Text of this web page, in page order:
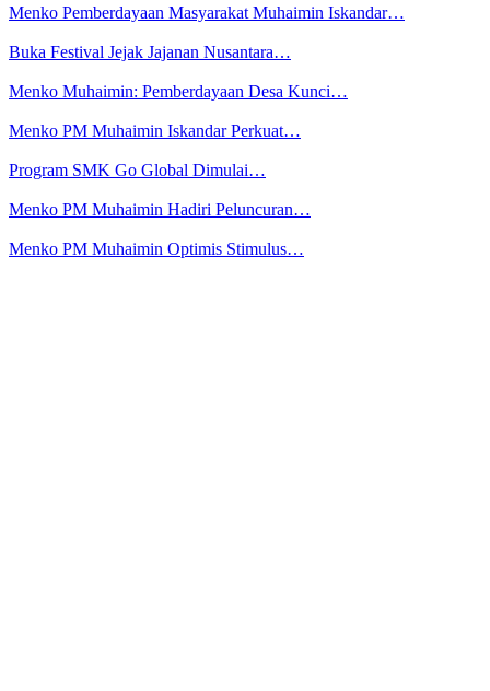
Menko Pemberdayaan Masyarakat Muhaimin Iskandar…
Buka Festival Jejak Jajanan Nusantara…
Menko Muhaimin: Pemberdayaan Desa Kunci…
Menko PM Muhaimin Iskandar Perkuat…
Program SMK Go Global Dimulai…
Menko PM Muhaimin Hadiri Peluncuran…
Menko PM Muhaimin Optimis Stimulus…